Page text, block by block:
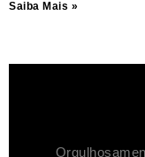
Saiba Mais »